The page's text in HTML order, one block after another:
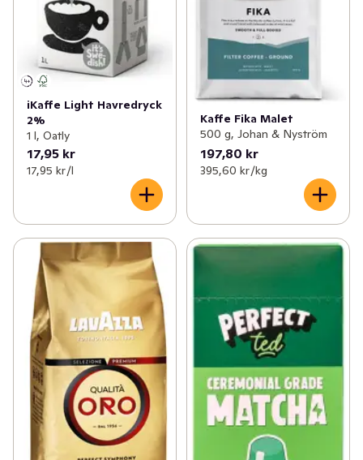
kaffe. Blanda enkelt 1:1 med vatten och toppa med
havremjölk eller vad du föredrar. Vi donerar årligen 10
% av vår vinst till Tim Bergling Foundation för att att öka
medvetenheten om psykisk hälsa bland ungdomar. Att
göra kaffe smartare är stort, men att bidra till en bättre
fungerande värld är ännu större. (Svenska)
iKaffe Light Havredryck
2%
1 l, Oatly
17,95 kr
17,95 kr /l
Kaffe Fika Malet
500 g, Johan & Nyström
197,80 kr
395,60 kr /kg